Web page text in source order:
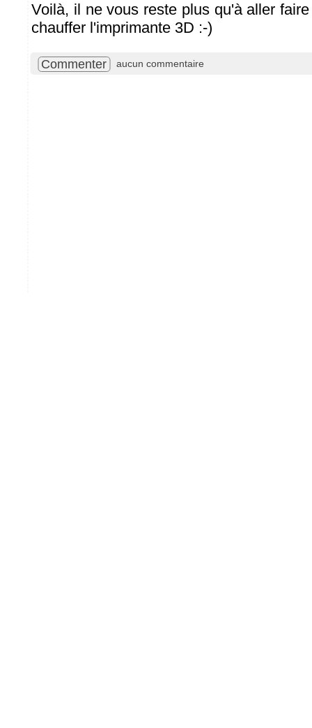
Voilà, il ne vous reste plus qu'à aller
chauffer l'imprimante 3D :-)
Commenter aucun commentaire